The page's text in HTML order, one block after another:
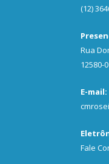
(12)
Rua
12580-
E-mail:
Fale